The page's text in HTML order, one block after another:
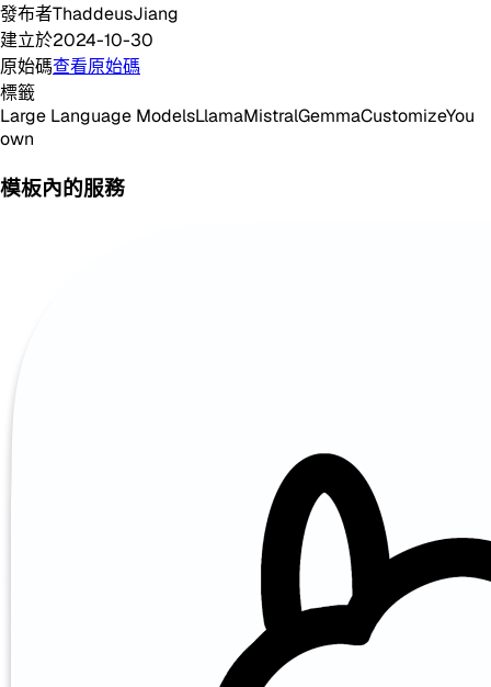
發布者ThaddeusJiang
建立於2024-10-30
原始碼查看原始碼
標籤
Large Language ModelsLlamaMistralGemmaCustomizeYou
own
模板內的服務